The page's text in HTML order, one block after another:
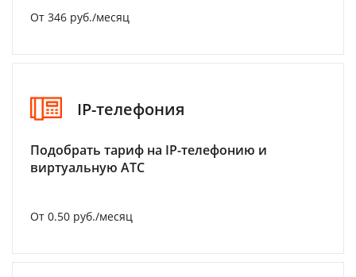
От 346 руб./месяц
IP-телефония
Подобрать тариф на IP-телефонию и
виртуальную АТС
От 0.50 руб./месяц